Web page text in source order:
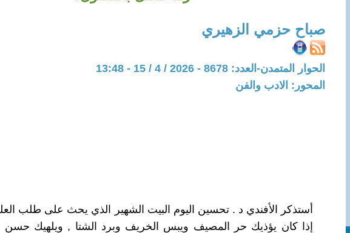
صباح حزمي الزهيري
الحوار المتمدن-العدد: 8678 - 2026 / 4 / 15 - 13:48
المحور: الادب والفن
أستذكر الأفندي د . تحسين اليوم البيت الشهير الذي يحث على طلب
إذا كان يؤذيك حر المصيف ويبس الخريف وبرد الشتا , ويلهيك حسن